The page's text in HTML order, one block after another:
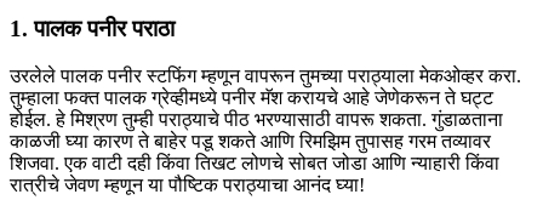
1. पालक पनीर पराठा
उरलेले पालक पनीर स्टफिंग म्हणून वापरून तुमच्या पराठ्याला मेकओव्हर करा.
तुम्हाला फक्त पालक ग्रेव्हीमध्ये पनीर मॅश करायचे आहे जेणेकरून ते घट्ट
होईल. हे मिश्रण तुम्ही पराठ्याचे पीठ भरण्यासाठी वापरू शकता. गुंडाळताना
काळजी घ्या कारण ते बाहेर पडू शकते आणि रिमझिम तुपासह गरम तव्यावर
शिजवा. एक वाटी दही किंवा तिखट लोणचे सोबत जोडा आणि न्याहारी किंवा
रात्रीचे जेवण म्हणून या पौष्टिक पराठ्याचा आनंद घ्या!